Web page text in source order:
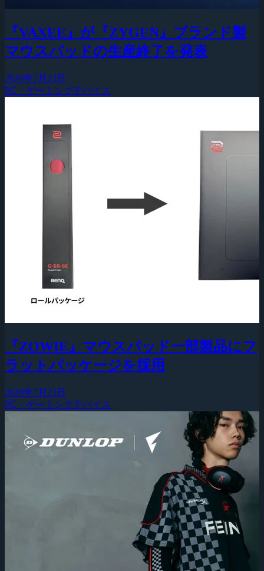
『VAXEE』が『ZYGEN』ブランド製
マウスパッドの生産終了を発表
2026年7月23日
PC・ゲーミングデバイス
『ZOWIE』マウスパッド一部製品にフ
ラットパッケージを採用
2026年7月23日
PC・ゲーミングデバイス